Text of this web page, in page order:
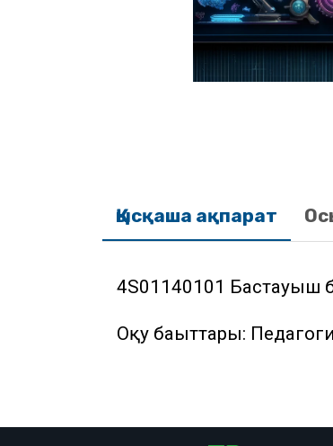
Қысқаша ақпарат
4S01140101 Бастауыш
Оқу бағыттары: